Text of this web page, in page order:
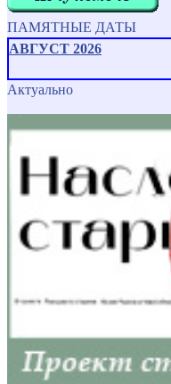
ПАМЯТНЫЕ ДАТЫ
АВГУСТ 2026
Актуально